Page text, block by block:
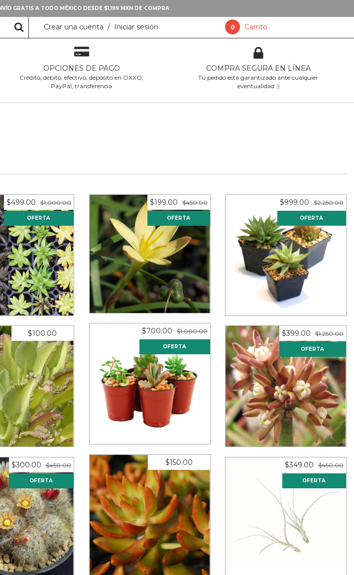
GRATIS A TODO MÉXICO DESDE $1,199 MXN DE COMPRA
Crear una cuenta / Iniciar sesión 0 Carrito
OPCIONES DE PAGO
Crédito, débito, efectivo, depósito en OXXO,
PayPal, transferencia
COMPRA SEGURA EN LÍNEA
Tu pedido está garantizado ante cualquier
eventualidad :)
$499.00 $1,000.00
OFERTA
surtidas de 2"
sin intereses de
$41.58
$199.00 $450.00
OFERTA
Zephyranthes sp. Mix (10
bulbos)
12meses sin intereses de
$16.58
$999.00 $2,250.00
OFERTA
50 suculentas en maceta de
2.5"
meses sin intereses de
$83.25
$700.00 $1,000.00
OFERTA
50 suculentas en maceta de
meses sin intereses de
$100.00
laetivirens (10
piezas)
intereses de
$9.09
$399.00 $1,250.00
OFERTA
Sarcostemma vanlesseni (10
esquejes)
12meses sin intereses de
$33.25
$150.00
Sedum nussbaumerianum
(10 esquejes)
12meses sin intereses de
$12.50
$300.00 $450.00
OFERTA
prolifera
(10 piezas)
sin intereses de
$25.00
$349.00 $450.00
OFERTA
Tillandsia baileyi 'Halley's
Comet' (10 piezas)